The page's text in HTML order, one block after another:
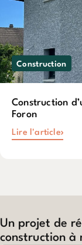
Construction
Construction
Foron
Lire l'article
Un projet de
construction à